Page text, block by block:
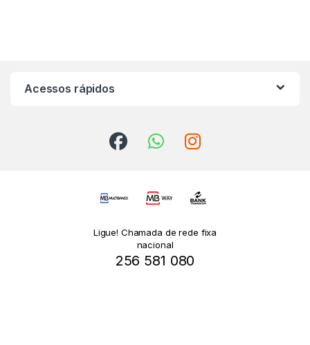
Acessos rápidos
Ligue! Chamada de rede fixa
nacional
256 581 080